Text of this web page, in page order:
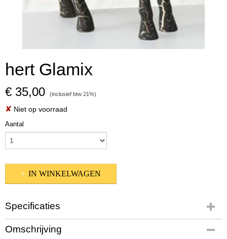
hert Glamix
€ 35,00 (inclusief btw 21%)
✘ Niet op voorraad
Aantal
IN WINKELWAGEN
Specificaties
Productcode
1017976
Omschrijving